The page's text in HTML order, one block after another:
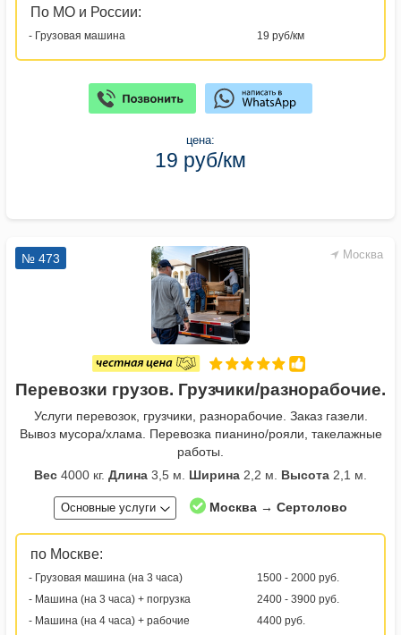
По МО и России:
- Грузовая машина 19 руб/км
цена:
19 руб/км
Москва
№ 473
Перевозки грузов. Грузчики/разнорабочие.
Услуги перевозок, грузчики, разнорабочие. Заказ газели.
Вывоз мусора/хлама. Перевозка пианино/рояли, такелажные
работы.
Вес 4000 кг. Длина 3,5 м. Ширина 2,2 м. Высота 2,1 м.
Основные услуги Москва → Сертолово
по Москве:
- Грузовая машина (на 3 часа)
1500 - 2000 руб.
- Машина (на 3 часа) + погрузка
2400 - 3900 руб.
- Машина (на 4 часа) + рабочие
4400 руб.